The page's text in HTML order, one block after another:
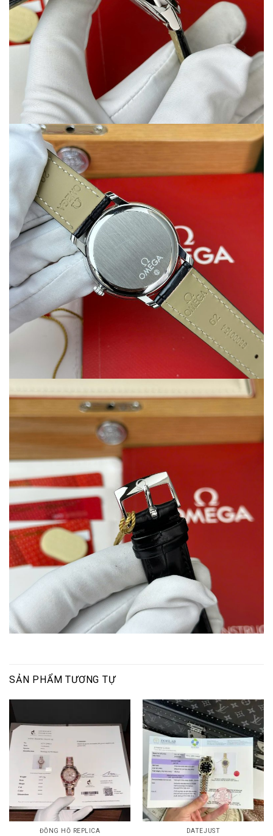
SẢN PHẨM TƯƠNG TỰ
ĐỒNG HỒ REPLICA DATEJUST